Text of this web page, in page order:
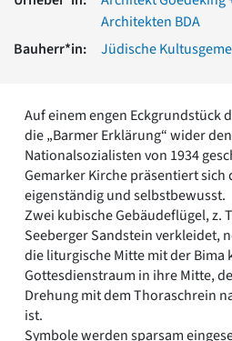
Römische Antike
Über baukunst-nrw
Fachbeirat
Freunde & Förderer
Kontakt
Impressum
Datenschutz
Suchbegriff eingeben
Architekten BDA
Bauherr*in:
Jüdische
Auf einem engen Eckgrundstück
die „Barmer Erklärung“ wider
Nationalsozialisten von 1934
Gemarker Kirche präsentiert sich
eigenständig und selbstbewusst.
Zwei kubische Gebäudeflügel, z.
Seeberger Sandstein verkleidet,
die liturgische Mitte mit der Bima
Gottesdienstraum in ihre Mitte,
Drehung mit dem Thoraschrein
ist.
Symbole werden sparsam